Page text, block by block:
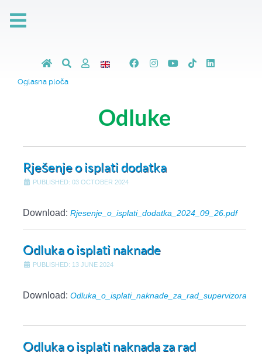
Oglasna ploča
Odluke
Rješenje o isplati dodatka
PUBLISHED: 03 OCTOBER 2024
Download: Rjesenje_o_isplati_dodatka_2024_09_26.pdf
Odluka o isplati naknade
PUBLISHED: 13 JUNE 2024
Download:
Odluka o isplati naknada za rad